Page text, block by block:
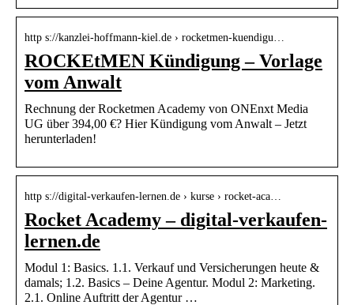
http s://kanzlei-hoffmann-kiel.de › rocketmen-kuendigu…
ROCKEtMEN Kündigung – Vorlage
vom Anwalt
Rechnung der Rocketmen Academy von ONEnxt Media
UG über 394,00 €? Hier Kündigung vom Anwalt – Jetzt
herunterladen!
http s://digital-verkaufen-lernen.de › kurse › rocket-aca…
Rocket Academy – digital-verkaufen-
lernen.de
Modul 1: Basics. 1.1. Verkauf und Versicherungen heute &
damals; 1.2. Basics – Deine Agentur. Modul 2: Marketing.
2.1. Online Auftritt der Agentur …